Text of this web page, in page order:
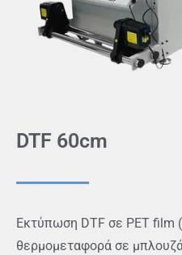
DTF 60cm
Εκτύπωση DTF σε PET film
θερμομεταφορά σε